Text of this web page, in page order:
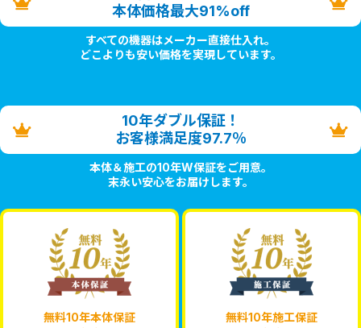
本体価格最大91%off
すべての機器はメーカー直接仕入れ。
どこよりも安い価格を実現しています。
10年ダブル保証！
お客様満足度97.7％
本体＆施工の10年W保証をご用意。
末永い安心をお届けします。
無料10年本体保証 無料10年施工保証